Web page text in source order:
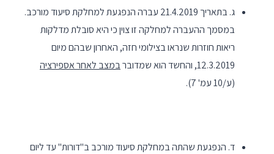
ג. בתאריך 21.4.2019 עברה הנפגעת למחלקת סיעוד מורכב.
במסמך ההעברה למחלקה זו צוין כי היא סובלת מדלקות
ריאות חוזרות שנראו בצילומי חזה, האחרון שבהם מיום
12.3.2019, והחשד הוא שמדובר
במצב לאחר אספירציה
(ע/10 עמ' 7).
ד. הנפגעת שהתה במחלקת סיעוד מורכב ב"דורות" עד ליום